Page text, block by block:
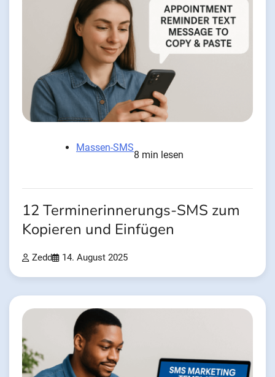
Massen-SMS
8 min lesen
12 Terminerinnerungs-SMS zum
Kopieren und Einfügen
Zedd 14. August 2025